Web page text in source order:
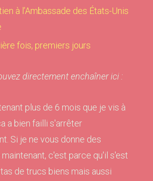
à l’Ambassade des États-Unis
fois, premiers jours
directement enchaîner ici :
plus de 6 mois que je vis à
a bien failli s'arrêter
Si je ne vous donne des
c'est parce qu'il s'est
de trucs biens mais aussi